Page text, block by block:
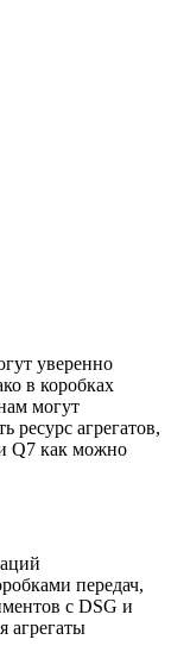
уверенно
в коробках
могут
ресурс агрегатов,
Q7 как можно
передач,
с DSG и
агрегаты